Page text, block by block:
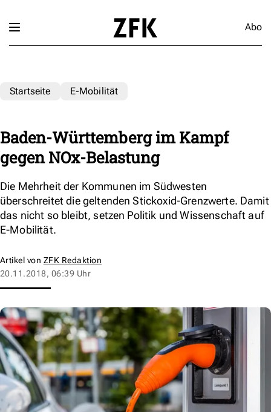
Abo
Startseite E-Mobilität
Baden-Württemberg im Kampf
gegen NOx-Belastung
Die Mehrheit der Kommunen im Südwesten
überschreitet die geltenden Stickoxid-Grenzwerte. Damit
das nicht so bleibt, setzen Politik und Wissenschaft auf
E-Mobilität.
Artikel von ZFK Redaktion
20.11.2018, 06:39 Uhr